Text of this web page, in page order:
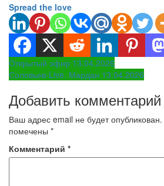
Spread the love
Навигация
по
записям
Открытый эфир 13.04.2026
Соловьев-Live. Мардан 13.04.2026
Добавить комментарий
Ваш адрес email не будет опубликован.
помечены *
Комментарий *